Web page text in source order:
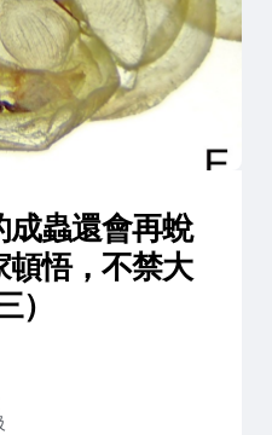
成蟲還會再蛻
頓悟，不禁大
）